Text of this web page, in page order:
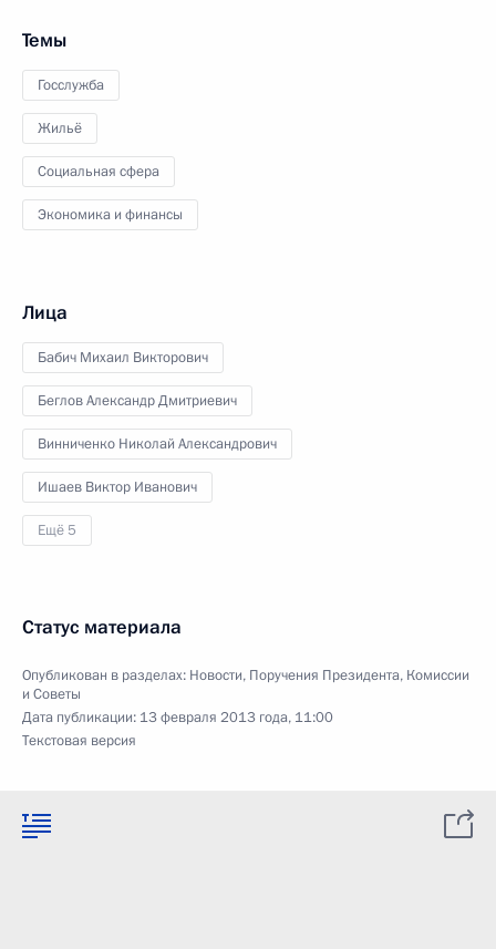
Темы
Госслужба
Жильё
Социальная сфера
Экономика и финансы
Лица
Бабич Михаил Викторович
Беглов Александр Дмитриевич
Винниченко Николай Александрович
Ишаев Виктор Иванович
Ещё 5
Статус материала
Опубликован в разделах: Новости, Поручения Президента, Комиссии
и Советы
Дата публикации: 13 февраля 2013 года, 11:00
Текстовая версия